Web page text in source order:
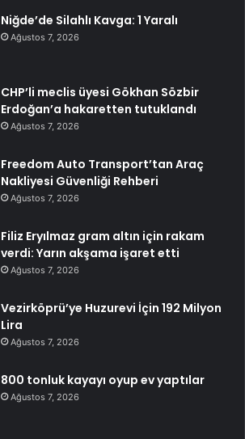
Niğde’de Silahlı Kavga: 1 Yaralı
Ağustos 7, 2026
CHP’li meclis üyesi Gökhan Sözbir
Erdoğan’a hakaretten tutuklandı
Ağustos 7, 2026
Freedom Auto Transport’tan Araç
Nakliyesi Güvenliği Rehberi
Ağustos 7, 2026
Filiz Eryılmaz gram altın için rakam
verdi: Yarın akşama işaret etti
Ağustos 7, 2026
Vezirköprü’ye Huzurevi İçin 192 Milyon
Lira
Ağustos 7, 2026
800 tonluk kayayı oyup ev yaptılar
Ağustos 7, 2026